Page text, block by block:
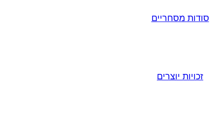
סודות מסחריים
זכויות יוצרים